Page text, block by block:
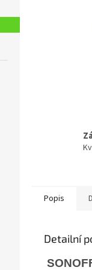
Popis
Detailní